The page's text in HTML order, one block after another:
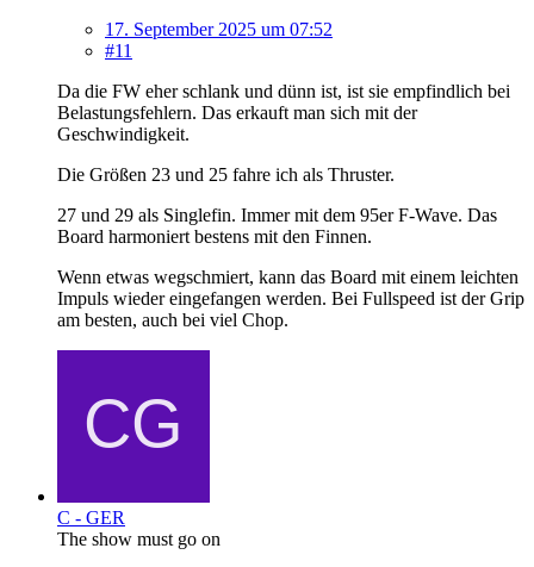
17. September 2025 um 07:52
#11
Da die FW eher schlank und dünn ist, ist sie empfindlich bei
Belastungsfehlern. Das erkauft man sich mit der
Geschwindigkeit.
Die Größen 23 und 25 fahre ich als Thruster.
27 und 29 als Singlefin. Immer mit dem 95er F-Wave. Das
Board harmoniert bestens mit den Finnen.
Wenn etwas wegschmiert, kann das Board mit einem leichten
Impuls wieder eingefangen werden. Bei Fullspeed ist der Grip
am besten, auch bei viel Chop.
C - GER
The show must go on